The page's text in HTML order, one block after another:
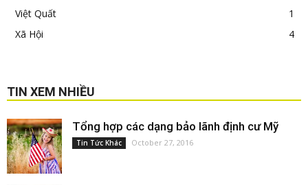
Việt Quất
1
Xã Hội
4
TIN XEM NHIỀU
Tổng hợp các dạng bảo lãnh định cư Mỹ
Tin Tức Khác October 27, 2016